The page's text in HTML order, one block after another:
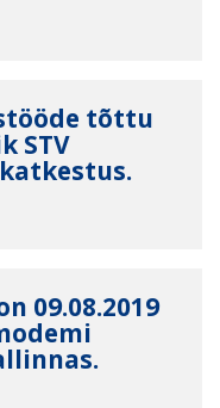
tõttu
STV
09.08.2019